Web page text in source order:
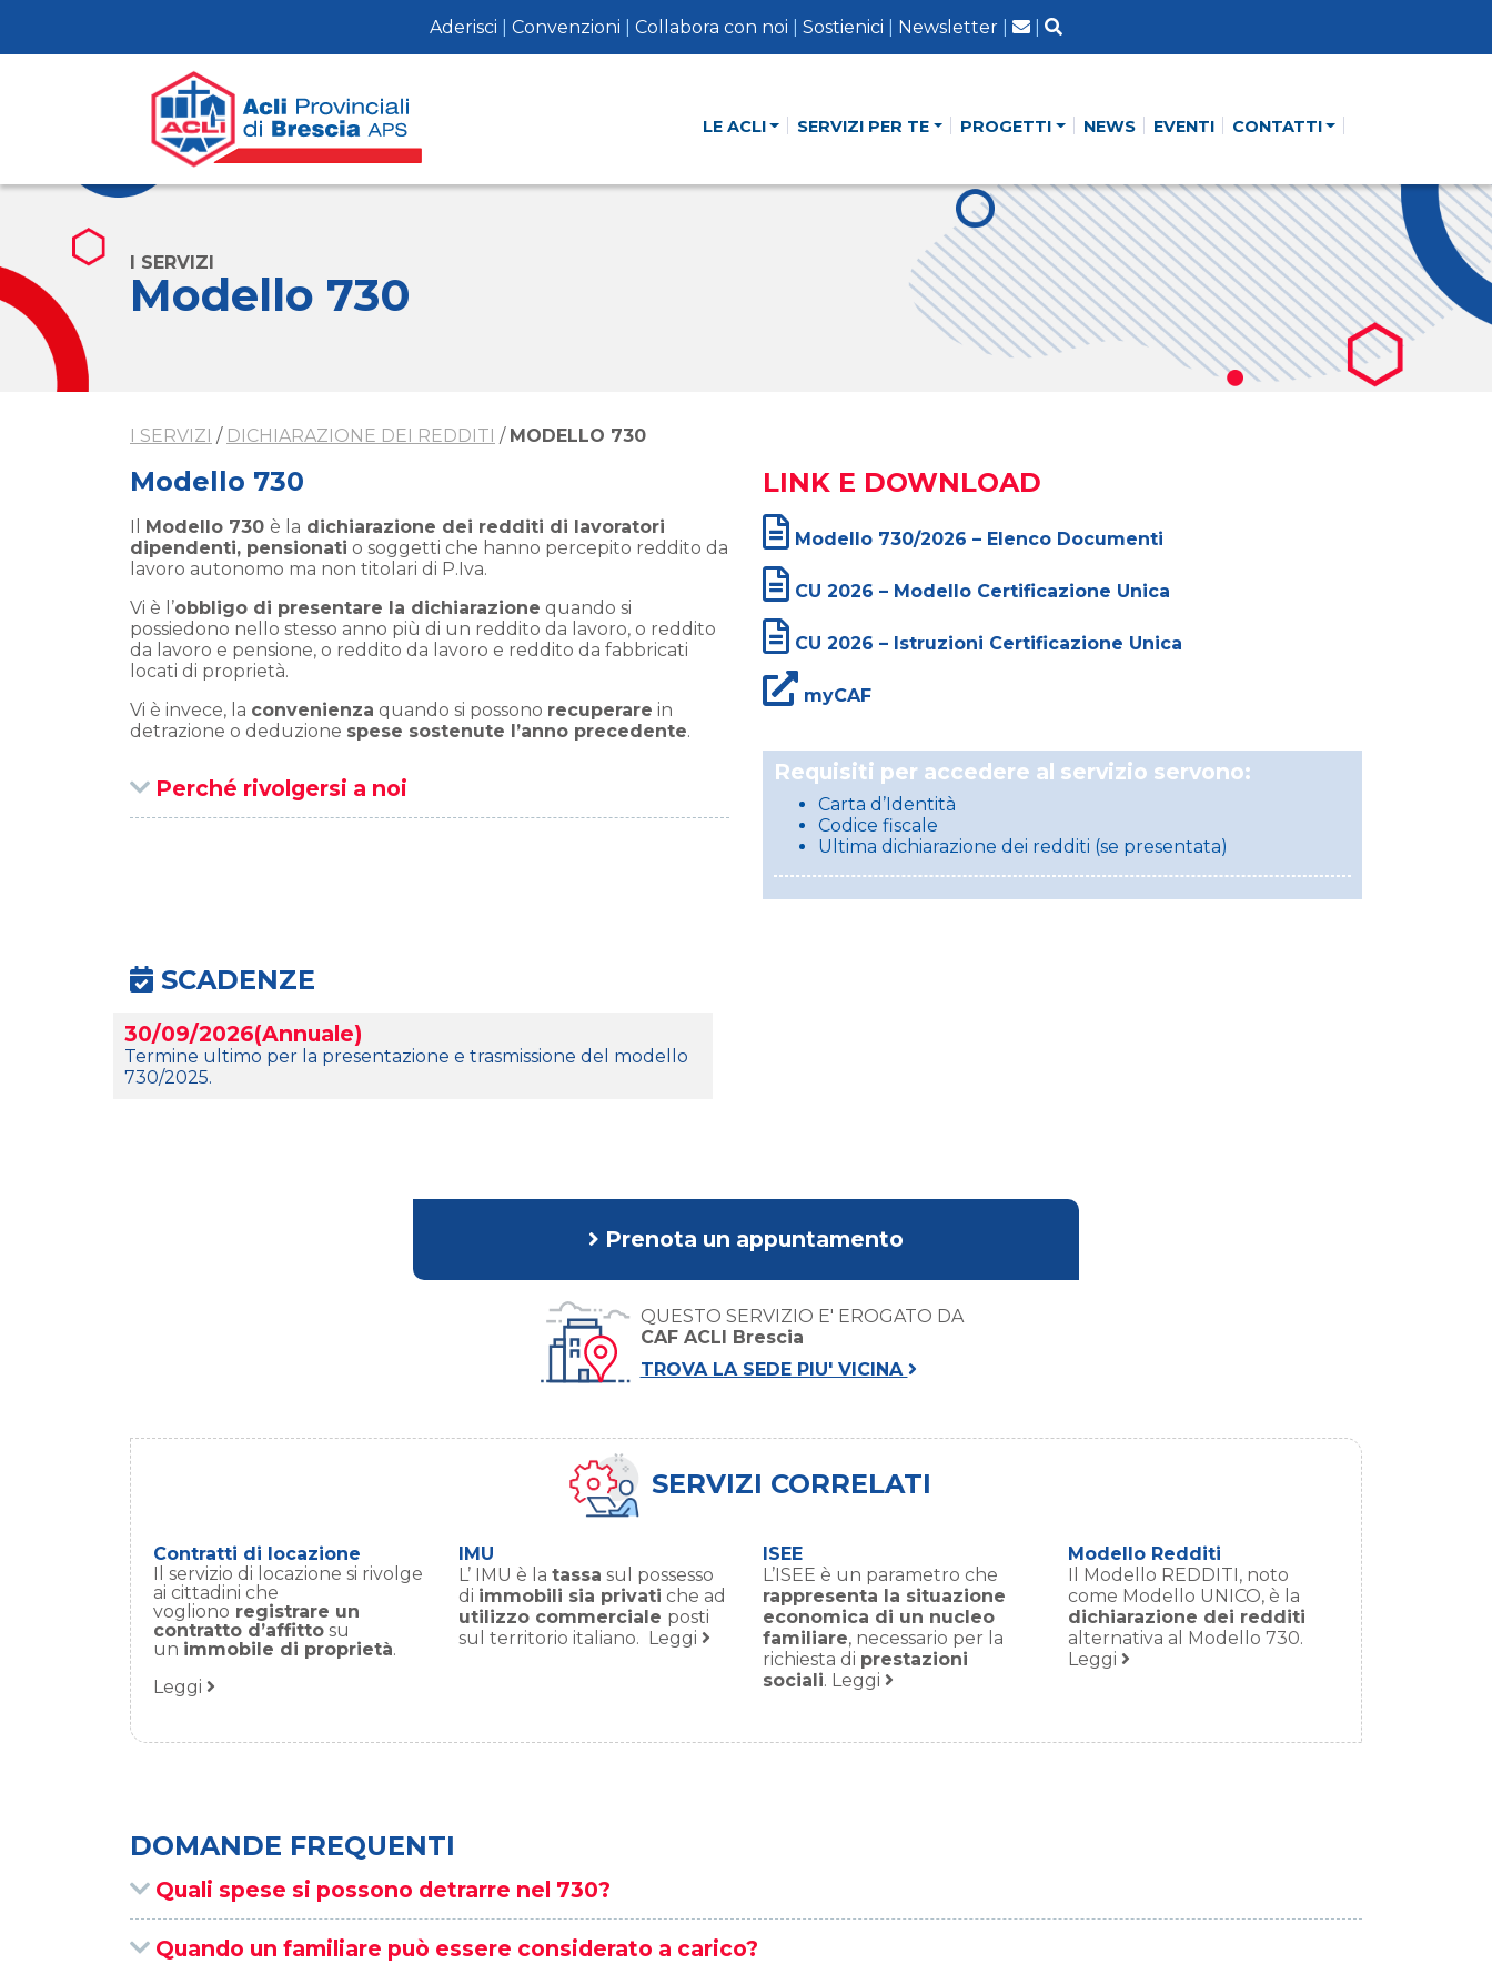
Aderisci Convenzioni Collabora con noi Sostienici Newsletter
LE ACLI SERVIZI PER TE PROGETTI NEWS EVENTI CONTATTI
I SERVIZI
Modello 730
I SERVIZI / DICHIARAZIONE DEI REDDITI / MODELLO 730
Modello 730
Modello 730 è la dichiarazione dei redditi di lavoratori
dipendenti, pensionati o soggetti che hanno percepito reddito da
lavoro autonomo ma non titolari di P.Iva.
Vi è l’obbligo di presentare la dichiarazione quando si
possiedono nello stesso anno più di un reddito da lavoro, o reddito
da lavoro e pensione, o reddito da lavoro e reddito da fabbricati
locati di proprietà.
Vi è invece, la convenienza quando si possono recuperare in
detrazione o deduzione spese sostenute l’anno precedente.
Perché rivolgersi a noi
LINK E DOWNLOAD
Modello 730/2026 – Elenco Documenti
CU 2026 – Modello Certificazione Unica
CU 2026 – Istruzioni Certificazione Unica
myCAF
Requisiti per accedere al servizio servono:
Carta d’Identità
Codice fiscale
Ultima dichiarazione dei redditi (se presentata)
SCADENZE
30/09/2026(Annuale)
Termine ultimo per la presentazione e trasmissione del modello
730/2025.
Prenota un appuntamento
QUESTO SERVIZIO E' EROGATO DA
CAF ACLI Brescia
TROVA LA SEDE PIU' VICINA
SERVIZI CORRELATI
Contratti di locazione
Il servizio di locazione si rivolge
ai cittadini che
vogliono registrare un
contratto d’affitto su
un immobile di proprietà.
Leggi
IMU
L’ IMU è la tassa sul possesso
di immobili sia privati che ad
utilizzo commerciale posti
sul territorio italiano. Leggi
ISEE
L’ISEE è un parametro che
rappresenta la situazione
economica di un nucleo
familiare, necessario per la
richiesta di prestazioni
sociali. Leggi
Modello Redditi
Il Modello REDDITI, noto
come Modello UNICO, è la
dichiarazione dei redditi
alternativa al Modello 730.
Leggi
DOMANDE FREQUENTI
Quali spese si possono detrarre nel 730?
Quando un familiare può essere considerato a carico?